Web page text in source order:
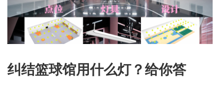
纠结篮球馆用什么灯？给你答